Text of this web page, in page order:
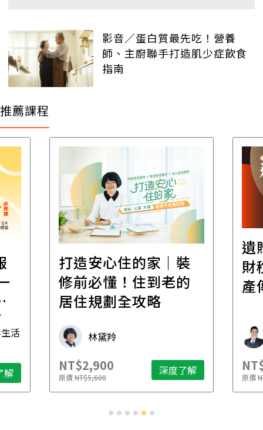
影音／蛋白質最先吃！營養
師、主廚聯手打造肌少症飲食
指南
推薦課程
活
解
打造安心住的家｜裝
修前必懂！住到老的
居住規劃全攻略
林黛羚
NT$2,900
原價NT$5,600 深度了解
遺
財
產
原價